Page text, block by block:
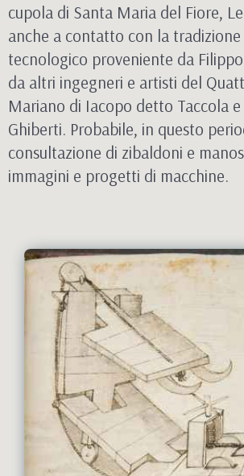
cupola di Santa Maria del Fiore,
anche a contatto con la tradizione
tecnologico proveniente da
da altri ingegneri e artisti del
Mariano di Iacopo detto Taccola
Ghiberti. Probabile, in questo
consultazione di zibaldoni e
immagini e progetti di macchine.